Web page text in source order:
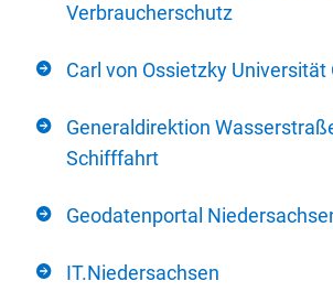
Verbraucherschutz
Carl von Ossietzky Universität
Generaldirektion
Schifffahrt
Geodatenportal
IT.Niedersachsen